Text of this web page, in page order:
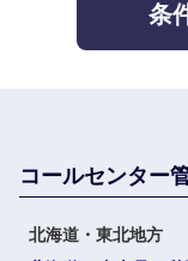
サービス
中国・四
条
コールセンター
北海道・東北地方